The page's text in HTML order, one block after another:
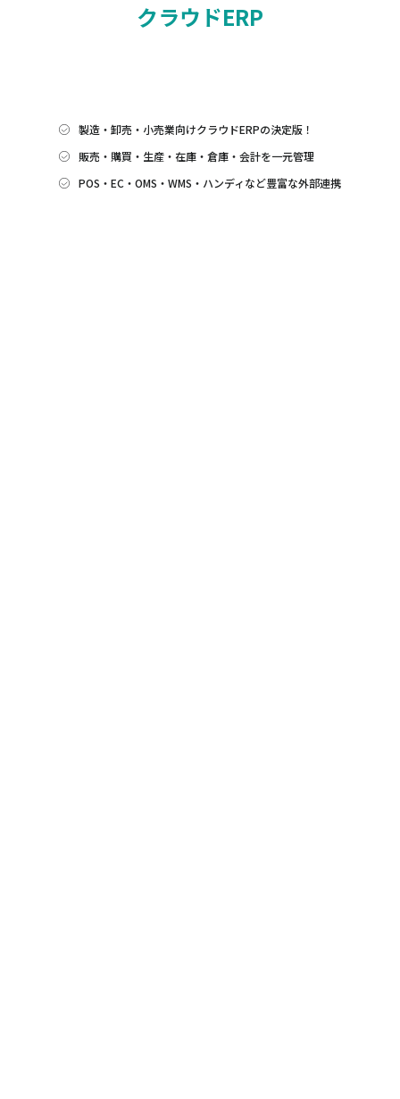
クラウドERP
製造・卸売・小売業向けクラウドERPの決定版！
販売・購買・生産・在庫・倉庫・会計を一元管理
POS・EC・OMS・WMS・ハンディなど豊富な外部連携